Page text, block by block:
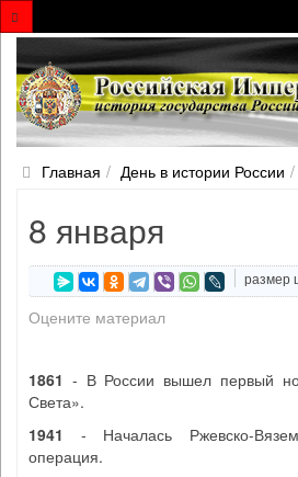
Главная День в истории России
8 января
размер
Оцените материал
1861 - В России вышел первый
Света».
1941 - Началась Ржевско-
операция.